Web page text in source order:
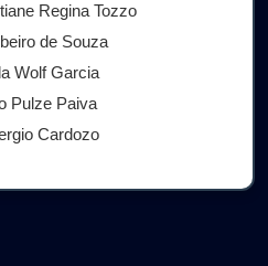
Regina Tozzo
de Souza
Wolf Garcia
Pulze Paiva
Cardozo